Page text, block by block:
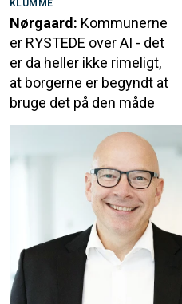
KLUMME
Nørgaard: Kommunerne
er RYSTEDE over AI - det
er da heller ikke rimeligt,
at borgerne er begyndt at
bruge det på den måde